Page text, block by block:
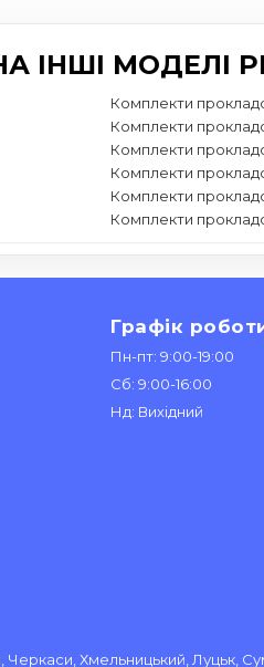
МОДЕЛІ
Комплекти
Комплекти
Комплекти
Комплекти
Комплекти
Комплекти
Графік
Пн-пт: 9:00-19:00
Сб: 9:00-16:00
Нд: Вихідний
Черкаси, Хмельницький, Луцьк,